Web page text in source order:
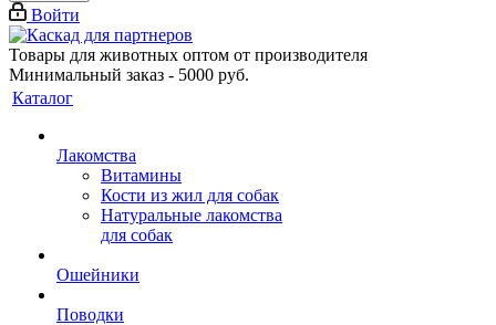
Войти
Товары для животных оптом от производителя
Минимальный заказ - 5000 руб.
Каталог
Лакомства
Витамины
Кости из жил для собак
Натуральные лакомства
для собак
Ошейники
Поводки